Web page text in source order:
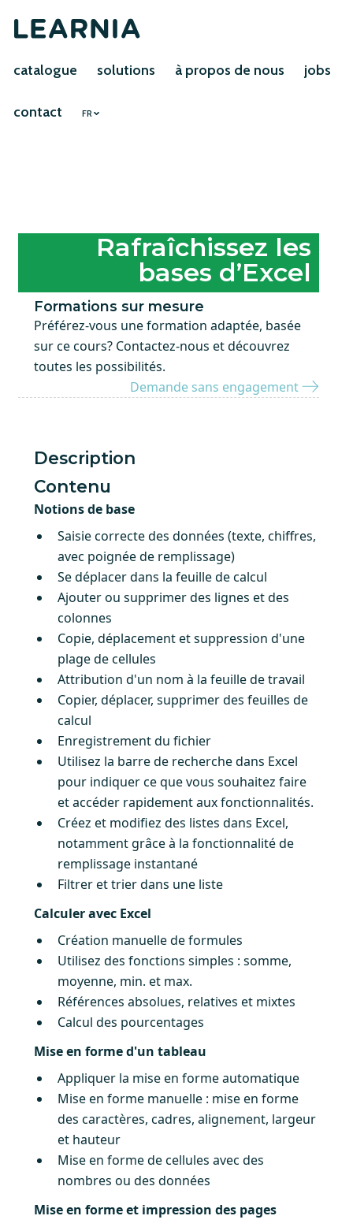
catalogue solutions à propos de nous jobs
contact FR
Rafraîchissez les
bases d’Excel
Formations sur mesure
Préférez-vous une formation adaptée, basée
sur ce cours? Contactez-nous et découvrez
toutes les possibilités.
Demande sans engagement
Description
Contenu
Notions de base
Saisie correcte des données (texte, chiffres,
avec poignée de remplissage)
Se déplacer dans la feuille de calcul
Ajouter ou supprimer des lignes et des
colonnes
Copie, déplacement et suppression d'une
plage de cellules
Attribution d'un nom à la feuille de travail
Copier, déplacer, supprimer des feuilles de
calcul
Enregistrement du fichier
Utilisez la barre de recherche dans Excel
pour indiquer ce que vous souhaitez faire
et accéder rapidement aux fonctionnalités.
Créez et modifiez des listes dans Excel,
notamment grâce à la fonctionnalité de
remplissage instantané
Filtrer et trier dans une liste
Calculer avec Excel
Création manuelle de formules
Utilisez des fonctions simples : somme,
moyenne, min. et max.
Références absolues, relatives et mixtes
Calcul des pourcentages
Mise en forme d'un tableau
Appliquer la mise en forme automatique
Mise en forme manuelle : mise en forme
des caractères, cadres, alignement, largeur
et hauteur
Mise en forme de cellules avec des
nombres ou des données
Mise en forme et impression des pages